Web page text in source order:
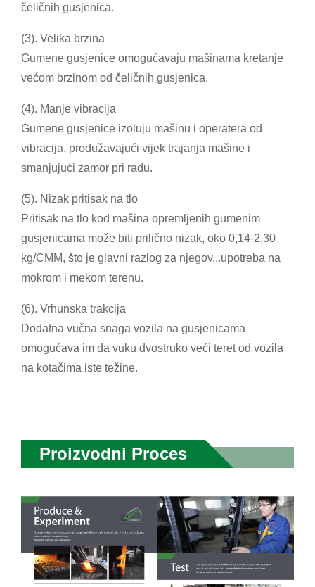
čeličnih gusjenica.
(3). Velika brzina
Gumene gusjenice omogućavaju mašinama kretanje
većom brzinom od čeličnih gusjenica.
(4). Manje vibracija
Gumene gusjenice izoluju mašinu i operatera od
vibracija, produžavajući vijek trajanja mašine i
smanjujući zamor pri radu.
(5). Nizak pritisak na tlo
Pritisak na tlo kod mašina opremljenih gumenim
gusjenicama može biti prilično nizak, oko 0,14-2,30
kg/CMM, što je glavni razlog za njegov...upotreba na
mokrom i mekom terenu.
(6). Vrhunska trakcija
Dodatna vučna snaga vozila na gusjenicama
omogućava im da vuku dvostruko veći teret od vozila
na kotačima iste težine.
Proizvodni Proces